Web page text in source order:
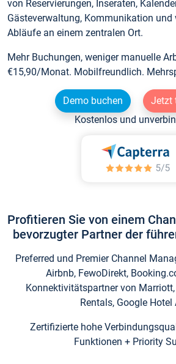
von Reservierungen, Inseraten,
Gästeverwaltung, Kommunikation und
Abläufe an einem zentralen Ort.
Mehr Buchungen, weniger manuelle
€15,90/Monat. Mobilfreundlich.
Demo buchen
Jetzt
Kostenlos und
Profitieren Sie von einem
bevorzugter Partner der
Preferred und Premier Channel
Airbnb, FewoDirekt,
Konnektivitätspartner von
Rentals, Google Hotel
Zertifizierte hohe
Funktionen + Priority